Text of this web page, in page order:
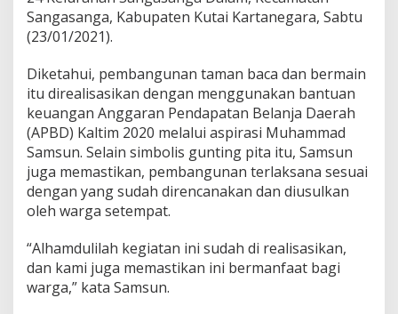
Sangasanga, Kabupaten Kutai Kartanegara, Sabtu
(23/01/2021).
Diketahui, pembangunan taman baca dan bermain
itu direalisasikan dengan menggunakan bantuan
keuangan Anggaran Pendapatan Belanja Daerah
(APBD) Kaltim 2020 melalui aspirasi Muhammad
Samsun. Selain simbolis gunting pita itu, Samsun
juga memastikan, pembangunan terlaksana sesuai
dengan yang sudah direncanakan dan diusulkan
oleh warga setempat.
“Alhamdulilah kegiatan ini sudah di realisasikan,
dan kami juga memastikan ini bermanfaat bagi
warga,” kata Samsun.